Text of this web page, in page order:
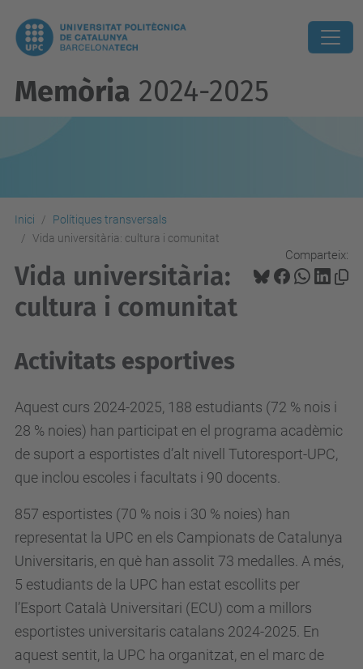
Memòria 2024-2025
Inici
Polítiques transversals
Vida universitària: cultura i comunitat
Comparteix:
Vida universitària:
cultura i comunitat
Activitats esportives
Aquest curs 2024-2025, 188 estudiants (72 % nois i
28 % noies) han participat en el programa acadèmic
de suport a esportistes d’alt nivell Tutoresport-UPC,
que inclou escoles i facultats i 90 docents.
857 esportistes (70 % nois i 30 % noies) han
representat la UPC en els Campionats de Catalunya
Universitaris, en què han assolit 73 medalles. A més,
5 estudiants de la UPC han estat escollits per
l’Esport Català Universitari (ECU) com a millors
esportistes universitaris catalans 2024-2025. En
aquest sentit, la UPC ha organitzat, en el marc de